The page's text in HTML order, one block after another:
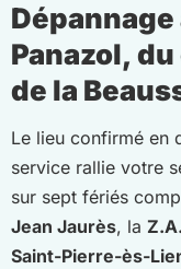
Panazol,
de la
Le lieu confirmé en
service rallie votre
sur sept fériés
Jean Jaurès, la
Saint-Pierre-ès-